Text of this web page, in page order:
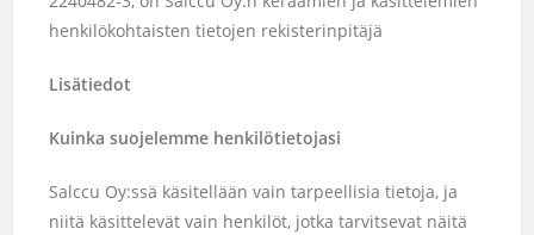
henkilökohtaisten tietojen rekisterinpitäjä
Lisätiedot
Kuinka suojelemme henkilötietojasi
Salccu Oy:ssä käsitellään vain tarpeellisia tietoja, ja
niitä käsittelevät vain henkilöt, jotka tarvitsevat näitä